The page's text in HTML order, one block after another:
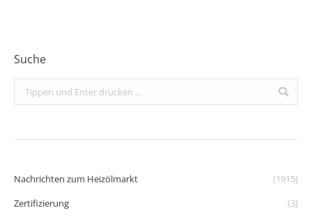
Suche
Search:
Nachrichten zum Heizölmarkt
(1915)
Zertifizierung
(3)